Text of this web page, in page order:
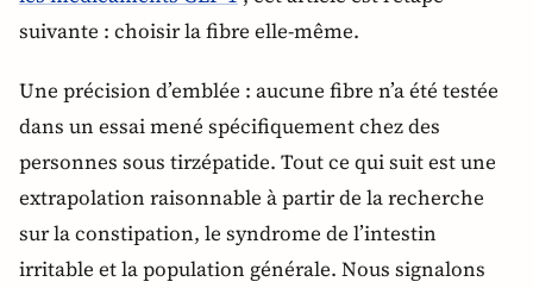
suivante : choisir la fibre elle-même.
Une précision d’emblée : aucune fibre n’a été testée
dans un essai mené spécifiquement chez des
personnes sous tirzépatide. Tout ce qui suit est une
extrapolation raisonnable à partir de la recherche
sur la constipation, le syndrome de l’intestin
irritable et la population générale. Nous signalons